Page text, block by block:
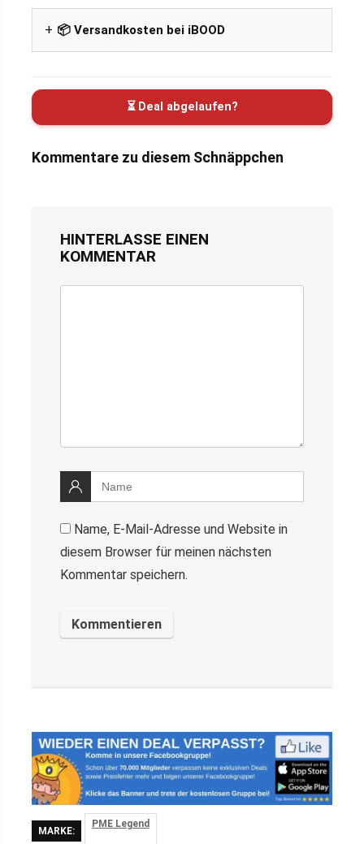
📦 Versandkosten bei iBOOD
⏳ Deal abgelaufen?
Kommentare zu diesem Schnäppchen
HINTERLASSE EINEN
KOMMENTAR
Name, E-Mail-Adresse und Website in
diesem Browser für meinen nächsten
Kommentar speichern.
MARKE:
PME Legend